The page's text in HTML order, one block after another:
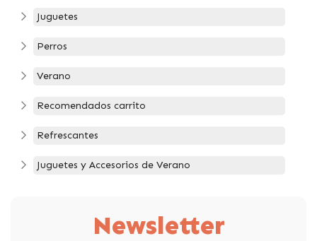
Juguetes
Perros
Verano
Recomendados carrito
Refrescantes
Juguetes y Accesorios de Verano
Newsletter